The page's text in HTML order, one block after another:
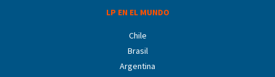
LP EN EL MUNDO
Chile
Brasil
Argentina